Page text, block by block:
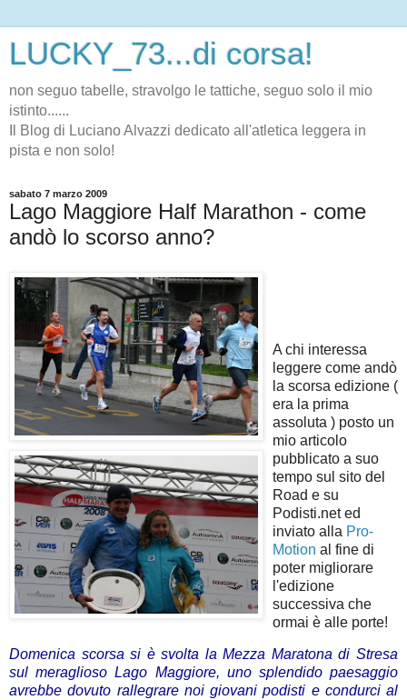
LUCKY_73...di corsa!
non seguo tabelle, stravolgo le tattiche, seguo solo il mio
istinto......
Il Blog di Luciano Alvazzi dedicato all'atletica leggera in
pista e non solo!
sabato 7 marzo 2009
Lago Maggiore Half Marathon - come
andò lo scorso anno?
A chi interessa
leggere come andò
la scorsa edizione (
era la prima
assoluta ) posto un
mio articolo
pubblicato a suo
tempo sul sito del
Road e su
Podisti.net ed
inviato alla Pro-
Motion al fine di
poter migliorare
l'edizione
successiva che
ormai è alle porte!
Domenica scorsa si è svolta la Mezza Maratona di Stresa
sul meraglioso Lago Maggiore, uno splendido paesaggio
avrebbe dovuto rallegrare noi giovani podisti e condurci al